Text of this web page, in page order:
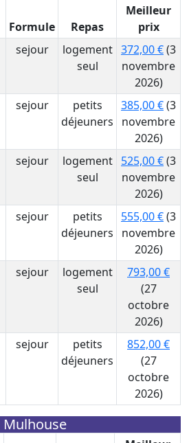
Formule Repas
Meilleur
prix
sejour
logement
seul
372,00 €(3
novembre
2026)
sejour
petits
déjeuners
385,00 €(3
novembre
2026)
sejour
logement
seul
525,00 €(3
novembre
2026)
sejour
petits
déjeuners
555,00 €(3
novembre
2026)
sejour
logement
seul
793,00 €
(27
octobre
2026)
sejour
petits
déjeuners
852,00 €
(27
octobre
2026)
Mulhouse